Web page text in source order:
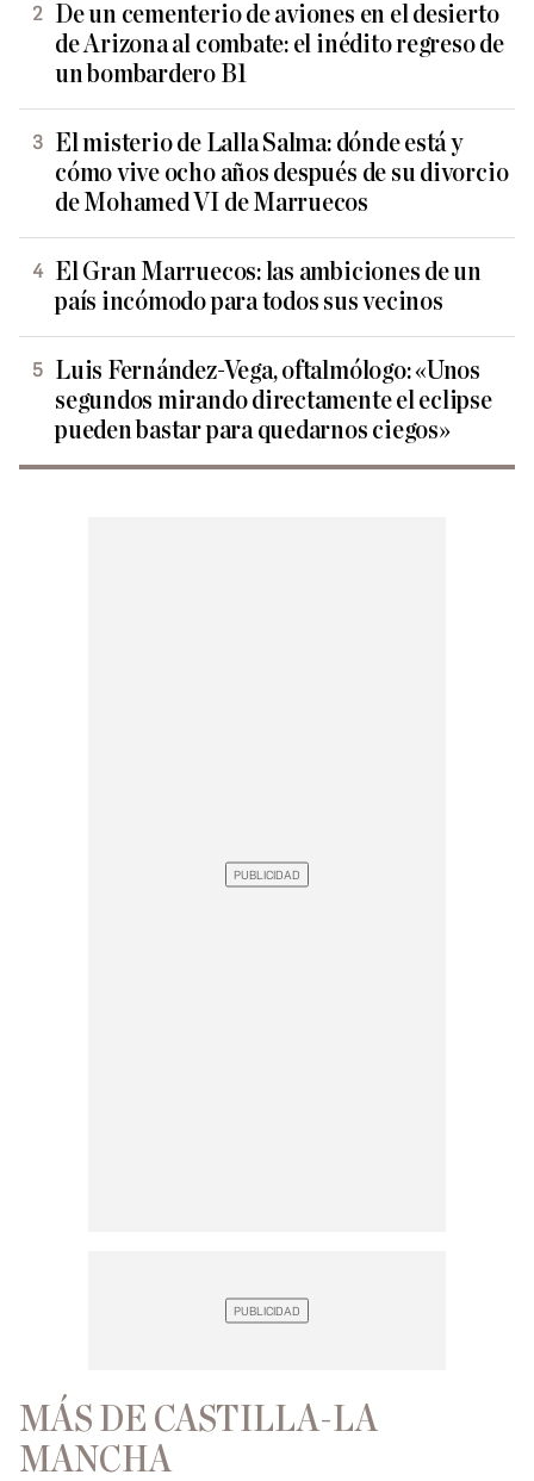
De un cementerio de aviones en el desierto
de Arizona al combate: el inédito regreso de
un bombardero B1
El misterio de Lalla Salma: dónde está y
cómo vive ocho años después de su divorcio
de Mohamed VI de Marruecos
El Gran Marruecos: las ambiciones de un
país incómodo para todos sus vecinos
Luis Fernández-Vega, oftalmólogo: «Unos
segundos mirando directamente el eclipse
pueden bastar para quedarnos ciegos»
MÁS DE CASTILLA-LA
MANCHA